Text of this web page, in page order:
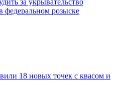
за укрывательство
розыске
18 новых точек с квасом и